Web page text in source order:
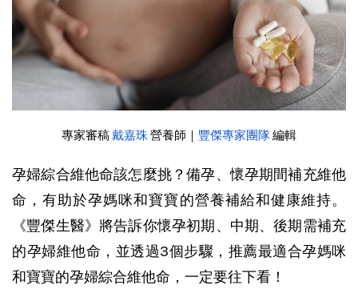
專家審稿 戴嘉珠 營養師｜ 豐傑專家團隊 編輯
孕婦綜合維他命該怎麼挑？備孕、懷孕期間補充維他
命，有助於孕媽咪和寶寶的營養補給和健康維持。
《豐傑生醫》將告訴你懷孕初期、中期、後期需補充
的孕婦維他命，並透過3個步驟，推薦最適合孕媽咪
和寶寶的孕婦綜合維他命，一定要往下看！